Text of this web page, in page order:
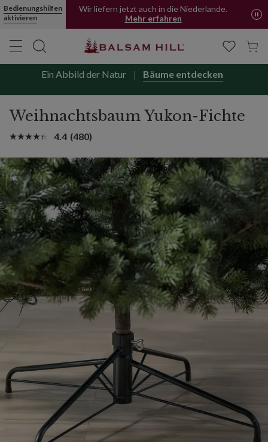
Bedienungshilfen
aktivieren
Wir liefern jetzt auch in die Niederlande.
Mehr erfahren
Ein Abbild der Natur Bäume entdecken
Weihnachtsbaum Yukon-Fichte
4.4 (480)